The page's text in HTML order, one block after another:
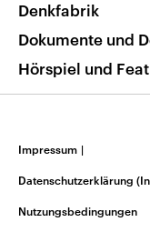
Denkfabrik
Dokumente und
Hörspiel und
Impressum |
Datenschutzerklärung
Nutzungsbedingungen